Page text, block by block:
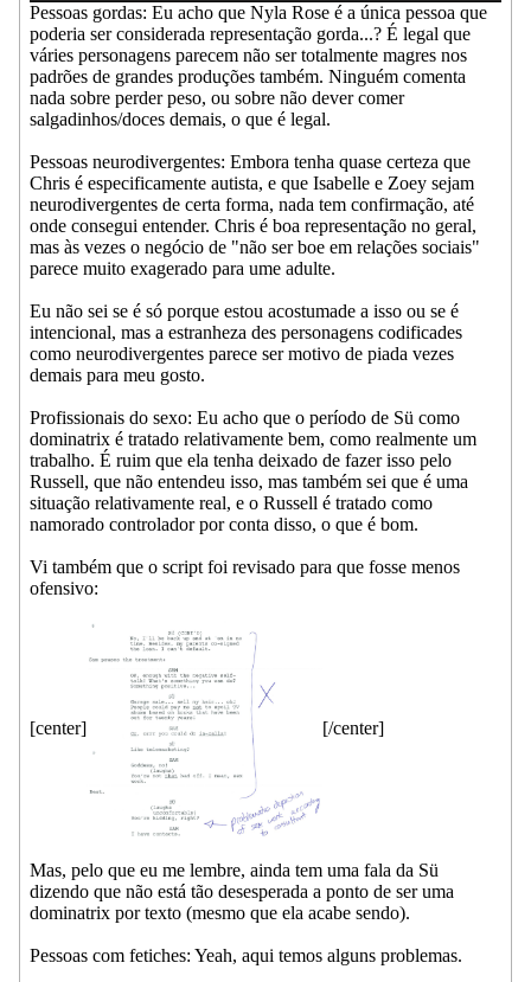
Pessoas gordas: Eu acho que Nyla Rose é a única pessoa que
poderia ser considerada representação gorda...? É legal que
váries personagens parecem não ser totalmente magres nos
padrões de grandes produções também. Ninguém comenta
nada sobre perder peso, ou sobre não dever comer
salgadinhos/doces demais, o que é legal.
Pessoas neurodivergentes: Embora tenha quase certeza que
Chris é especificamente autista, e que Isabelle e Zoey sejam
neurodivergentes de certa forma, nada tem confirmação, até
onde consegui entender. Chris é boa representação no geral,
mas às vezes o negócio de "não ser boe em relações sociais"
parece muito exagerado para ume adulte.
Eu não sei se é só porque estou acostumade a isso ou se é
intencional, mas a estranheza des personagens codificades
como neurodivergentes parece ser motivo de piada vezes
demais para meu gosto.
Profissionais do sexo: Eu acho que o período de Sü como
dominatrix é tratado relativamente bem, como realmente um
trabalho. É ruim que ela tenha deixado de fazer isso pelo
Russell, que não entendeu isso, mas também sei que é uma
situação relativamente real, e o Russell é tratado como
namorado controlador por conta disso, o que é bom.
Vi também que o script foi revisado para que fosse menos
ofensivo:
[center] [/center]
Mas, pelo que eu me lembre, ainda tem uma fala da Sü
dizendo que não está tão desesperada a ponto de ser uma
dominatrix por texto (mesmo que ela acabe sendo).
Pessoas com fetiches: Yeah, aqui temos alguns problemas.